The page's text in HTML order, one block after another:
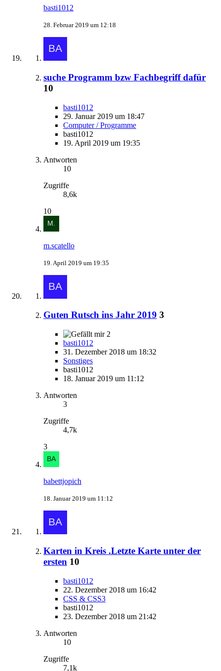
basti1012
28. Februar 2019 um 12:18
suche Programm bzw Fachbegriff dafür
10
basti1012
29. Januar 2019 um 18:47
Computer / Programme
basti1012
19. April 2019 um 19:35
Antworten
10
Zugriffe
8,6k
10
m.scatello
19. April 2019 um 19:35
Guten Rutsch ins Jahr 2019 3
2
basti1012
31. Dezember 2018 um 18:32
Sonstiges
basti1012
18. Januar 2019 um 11:12
Antworten
3
Zugriffe
4,7k
3
babettjopich
18. Januar 2019 um 11:12
Karten in Kreis .Letzte Karte unter der
ersten 10
basti1012
22. Dezember 2018 um 16:42
CSS & CSS3
basti1012
23. Dezember 2018 um 21:42
Antworten
10
Zugriffe
7,1k